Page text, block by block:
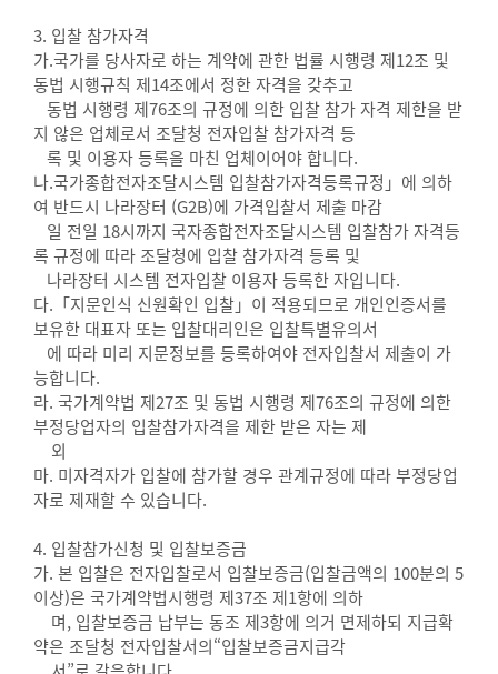
3. 입찰 참가자격
가.국가를 당사자로 하는 계약에 관한 법률 시행령 제12조 및
동법 시행규칙 제14조에서 정한 자격을 갖추고
동법 시행령 제76조의 규정에 의한 입찰 참가 자격 제한을 받
지 않은 업체로서 조달청 전자입찰 참가자격 등
록 및 이용자 등록을 마친 업체이어야 합니다.
나.국가종합전자조달시스템 입찰참가자격등록규정」에 의하
여 반드시 나라장터 (G2B)에 가격입찰서 제출 마감
일 전일 18시까지 국자종합전자조달시스템 입찰참가 자격등
록 규정에 따라 조달청에 입찰 참가자격 등록 및
나라장터 시스템 전자입찰 이용자 등록한 자입니다.
다.「지문인식 신원확인 입찰」이 적용되므로 개인인증서를
보유한 대표자 또는 입찰대리인은 입찰특별유의서
에 따라 미리 지문정보를 등록하여야 전자입찰서 제출이 가
능합니다.
라. 국가계약법 제27조 및 동법 시행령 제76조의 규정에 의한
부정당업자의 입찰참가자격을 제한 받은 자는 제
외
마. 미자격자가 입찰에 참가할 경우 관계규정에 따라 부정당업
자로 제재할 수 있습니다.
4. 입찰참가신청 및 입찰보증금
가. 본 입찰은 전자입찰로서 입찰보증금(입찰금액의 100분의 5
이상)은 국가계약법시행령 제37조 제1항에 의하
며, 입찰보증금 납부는 동조 제3항에 의거 면제하되 지급확
약은 조달청 전자입찰서의“입찰보증금지급각